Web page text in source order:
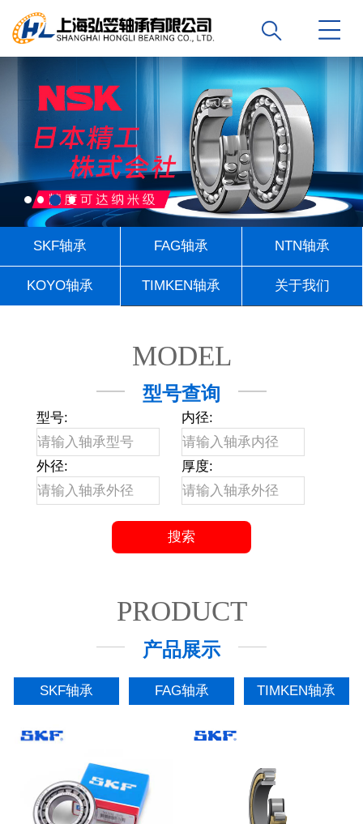
SKF轴承 FAG轴承 NTN轴承
KOYO轴承 TIMKEN轴承 关于我们
MODEL
型号查询
型号: 内径:
外径: 厚度:
PRODUCT
产品展示
SKF轴承 FAG轴承 TIMKEN轴承